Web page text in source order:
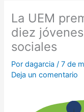
La UEM
diez
sociales
Pordagarcia/7 de
Deja un comentario